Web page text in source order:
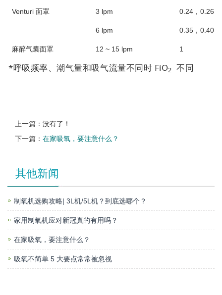
Venturi 面罩 3 lpm 0.24，0.26
6 lpm 0.35，0.40
麻醉气囊面罩 12 ~ 15 lpm 1
*呼吸频率、潮气量和吸气流量不同时 FiO2 不同
上一篇：没有了！
下一篇： 在家吸氧，要注意什么？
其他新闻
制氧机选购攻略| 3L机/5L机？到底选哪个？
家用制氧机应对新冠真的有用吗？
在家吸氧，要注意什么？
吸氧不简单 5 大要点常常被忽视